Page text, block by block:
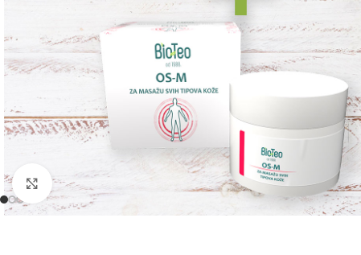
Kliknite da uvećate